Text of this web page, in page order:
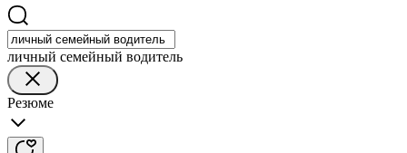
личный семейный водитель
Резюме